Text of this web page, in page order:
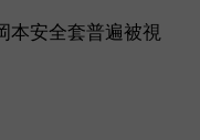
本安全套普遍被視